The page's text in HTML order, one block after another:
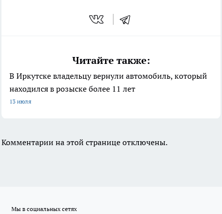
Читайте также:
В Иркутске владельцу вернули автомобиль, который
находился в розыске более 11 лет
13 июля
Комментарии на этой странице отключены.
Мы в социальных сетях